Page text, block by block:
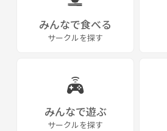
みんなで食べる
サークルを探す
みんなで遊ぶ
サークルを探す